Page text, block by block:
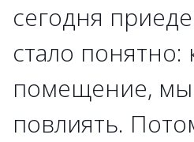
сегодня
стало понятно:
помещение,
повлиять.